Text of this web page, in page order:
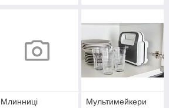
Млинниці Мультимейкери